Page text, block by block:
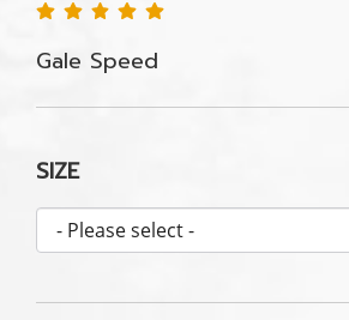
Gale Speed
SIZE